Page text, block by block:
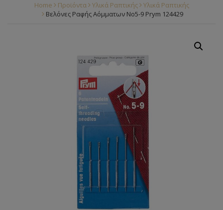
Home Προϊόντα Υλικά Ραπτικής
Υλικά Ραπτικής
Βελόνες Ραφής Αόμματων No5-9 Prym 124429